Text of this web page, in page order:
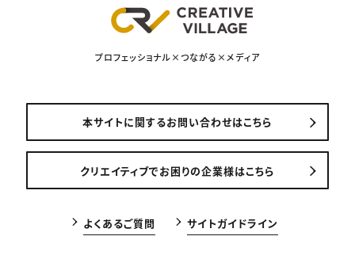
プロフェッショナル×つながる×メディア
本サイトに関するお問い合わせはこちら
クリエイティブでお困りの企業様はこちら
よくあるご質問 サイトガイドライン